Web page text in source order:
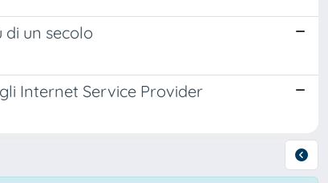
un secolo
Internet Service Provider